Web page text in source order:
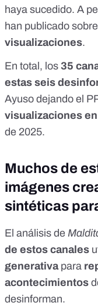
haya sucedido. A
han publicado
visualizaciones.
En total, los 35
estas seis
Ayuso dejando el
visualizaciones
de 2025.
Muchos de
imágenes
sintéticas
El análisis de
de estos canales
generativapara
acontecimientos
desinforman.